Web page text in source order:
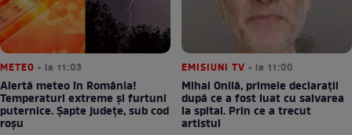
METEO • la 11:03
Alertă meteo în România!
Temperaturi extreme și furtuni
puternice. Șapte județe, sub cod
roșu
EMISIUNI TV • la 11:00
Mihai Onilă, primele declarații
după ce a fost luat cu salvarea
la spital. Prin ce a trecut
artistul